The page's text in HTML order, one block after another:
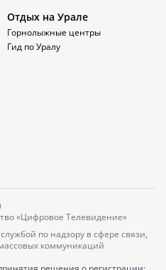
Отдых на Урале
Горнолыжные центры
Гид по Уралу
«Цифровое Телевидение»
по надзору в сфере связи,
коммуникаций